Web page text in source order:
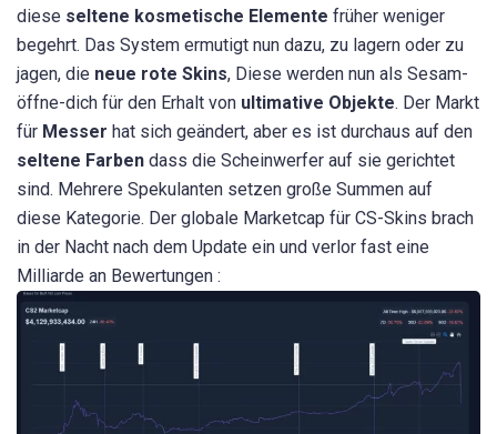
diese seltene kosmetische Elemente früher weniger
begehrt. Das System ermutigt nun dazu, zu lagern oder zu
jagen, die neue rote Skins, Diese werden nun als Sesam-
öffne-dich für den Erhalt von ultimative Objekte. Der Markt
für Messer hat sich geändert, aber es ist durchaus auf den
seltene Farben dass die Scheinwerfer auf sie gerichtet
sind. Mehrere Spekulanten setzen große Summen auf
diese Kategorie. Der globale Marketcap für CS-Skins brach
in der Nacht nach dem Update ein und verlor fast eine
Milliarde an Bewertungen :